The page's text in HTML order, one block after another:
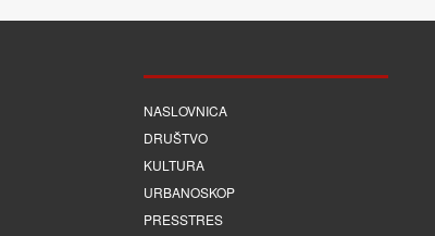
NASLOVNICA
DRUŠTVO
KULTURA
URBANOSKOP
PRESSTRES